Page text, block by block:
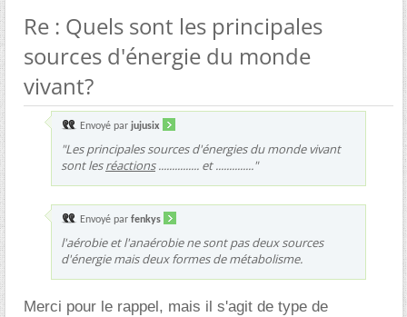
Re : Quels sont les principales
sources d'énergie du monde
vivant?
Envoyé par jujusix
"Les principales sources d'énergies du monde vivant
sont lesréactions............... et .............."
Envoyé par fenkys
l'aérobie et l'anaérobie ne sont pas deux sources
d'énergie mais deux formes de métabolisme.
Merci pour le rappel, mais il s'agit de type de